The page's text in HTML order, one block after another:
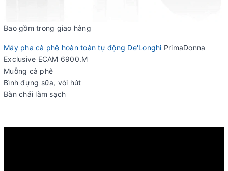
Bao gồm trong giao hàng
Máy pha cà phê hoàn toàn tự động De'Longhi PrimaDonna
Exclusive ECAM 6900.M
Muỗng cà phê
Bình đựng sữa, vòi hút
Bàn chải làm sạch